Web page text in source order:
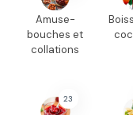
Amuse-
bouches et
collations
23